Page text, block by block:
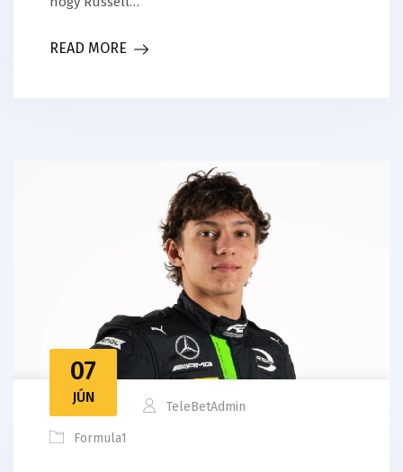
READ MORE
07
JÚN
TeleBetAdmin
Formula1